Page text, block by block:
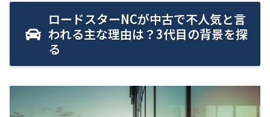
ロードスターNCが中古で不人気と言
われる主な理由は？3代目の背景を探
る